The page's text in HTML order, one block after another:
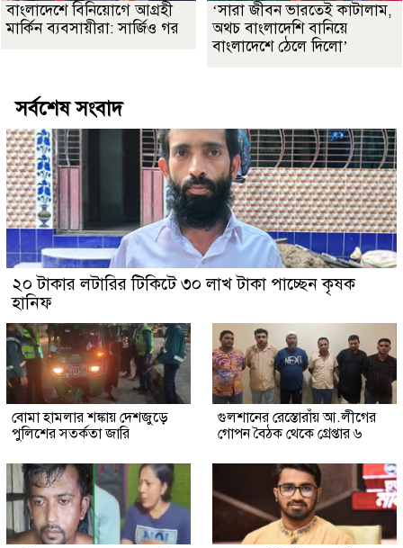
বাংলাদেশে বিনিয়োগে আগ্রহী
মার্কিন ব্যবসায়ীরা: সার্জিও গর
‘সারা জীবন ভারতেই কাটালাম,
অথচ বাংলাদেশি বানিয়ে
বাংলাদেশে ঠেলে দিলো’
সর্বশেষ সংবাদ
২০ টাকার লটারির টিকিটে ৩০ লাখ টাকা পাচ্ছেন কৃষক
হানিফ
বোমা হামলার শঙ্কায় দেশজুড়ে
পুলিশের সতর্কতা জারি
গুলশানের রেস্তোরাঁয় আ.লীগের
গোপন বৈঠক থেকে গ্রেপ্তার ৬